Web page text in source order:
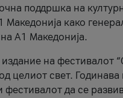
поддршка на
Македонија како
A1 Македонија.
на фестивалот
целиот свет.
да се